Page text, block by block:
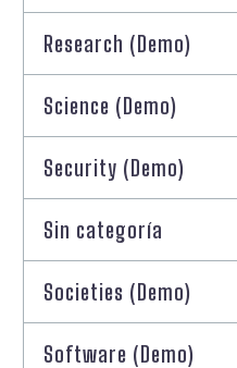
Research (Demo)
Science (Demo)
Security (Demo)
Sin categoría
Societies (Demo)
Software (Demo)